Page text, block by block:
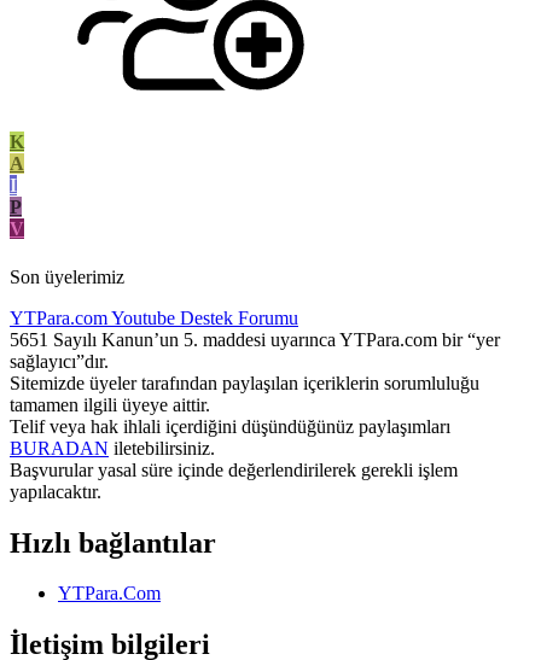
K
A
I
P
V
Son üyelerimiz
YTPara.comYoutube Destek Forumu
5651 Sayılı Kanun’un 5. maddesi uyarınca YTPara.com bir “yer
sağlayıcı”dır.
Sitemizde üyeler tarafından paylaşılan içeriklerin sorumluluğu
tamamen ilgili üyeye aittir.
Telif veya hak ihlali içerdiğini düşündüğünüz paylaşımları
BURADAN iletebilirsiniz.
Başvurular yasal süre içinde değerlendirilerek gerekli işlem
yapılacaktır.
Hızlı bağlantılar
YTPara.Com
İletişim bilgileri